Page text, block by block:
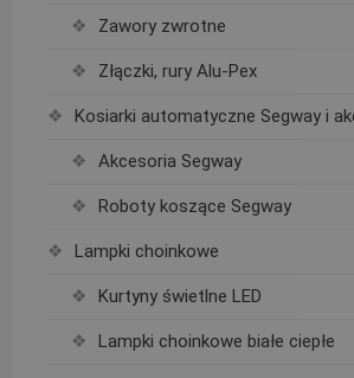
Zawory zwrotne
Złączki, rury Alu-Pex
Kosiarki automatyczne Segway i
Akcesoria Segway
Roboty koszące Segway
Lampki choinkowe
Kurtyny świetlne LED
Lampki choinkowe białe ciepłe